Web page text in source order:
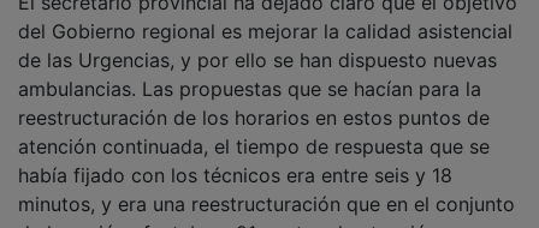
del Gobierno regional es mejorar la calidad asistencial
de las Urgencias, y por ello se han dispuesto nuevas
ambulancias. Las propuestas que se hacían para la
reestructuración de los horarios en estos puntos de
atención continuada, el tiempo de respuesta que se
había fijado con los técnicos era entre seis y 18
minutos, y era una reestructuración que en el conjunto
de la región afectaba a 21 puntos de atención